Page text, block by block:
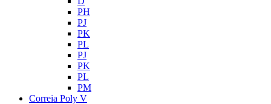
PH
PJ
PK
PL
PJ
PK
PL
PM
Correia Poly V